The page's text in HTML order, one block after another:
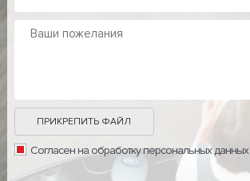
ПРИКРЕПИТЬ ФАЙЛ
Согласен на обработку персональных данных